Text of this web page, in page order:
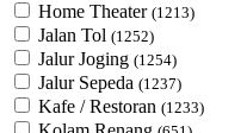
Home Theater (1213)
Jalan Tol (1252)
Jalur Joging (1254)
Jalur Sepeda (1237)
Kafe / Restoran (1233)